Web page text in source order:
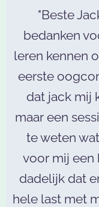
"Beste
bedanken
leren kennen
eerste
dat jack mij
maar een
te weten
voor mij een
dadelijk dat
hele last met